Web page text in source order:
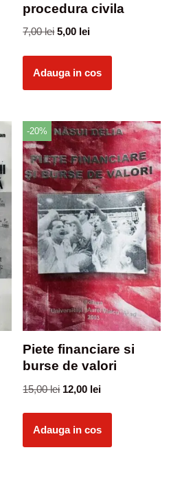
procedura civila
7,00lei 5,00 lei
Adauga in cos
-20%
Piete financiare si
burse de valori
15,00lei 12,00 lei
Adauga in cos